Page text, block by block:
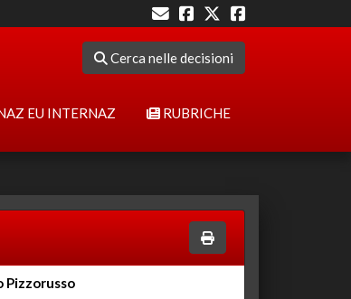
Cerca nelle decisioni
EU INTERNAZ RUBRICHE
Pizzorusso